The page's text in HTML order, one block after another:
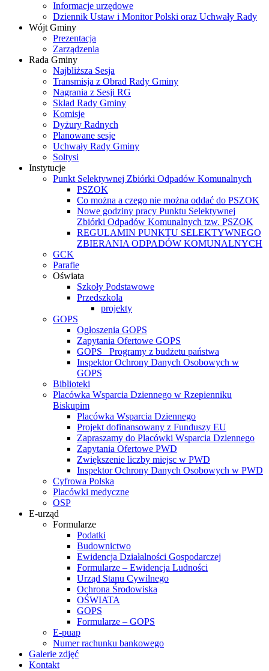
Informacje urzędowe
Dziennik Ustaw i Monitor Polski oraz Uchwały Rady
Wójt Gminy
Prezentacja
Zarządzenia
Rada Gminy
Najbliższa Sesja
Transmisja z Obrad Rady Gminy
Nagrania z Sesji RG
Skład Rady Gminy
Komisje
Dyżury Radnych
Planowane sesje
Uchwały Rady Gminy
Sołtysi
Instytucje
Punkt Selektywnej Zbiórki Odpadów Komunalnych
PSZOK
Co można a czego nie można oddać do PSZOK
Nowe godziny pracy Punktu Selektywnej
Zbiórki Odpadów Komunalnych tzw. PSZOK
REGULAMIN PUNKTU SELEKTYWNEGO
ZBIERANIA ODPADÓW KOMUNALNYCH
GCK
Parafie
Oświata
Szkoły Podstawowe
Przedszkola
projekty
GOPS
Ogłoszenia GOPS
Zapytania Ofertowe GOPS
GOPS_ Programy z budżetu państwa
Inspektor Ochrony Danych Osobowych w
GOPS
Biblioteki
Placówka Wsparcia Dziennego w Rzepienniku
Biskupim
Placówka Wsparcia Dziennego
Projekt dofinansowany z Funduszy EU
Zapraszamy do Placówki Wsparcia Dziennego
Zapytania Ofertowe PWD
Zwiększenie liczby miejsc w PWD
Inspektor Ochrony Danych Osobowych w PWD
Cyfrowa Polska
Placówki medyczne
OSP
E-urząd
Formularze
Podatki
Budownictwo
Ewidencja Działalności Gospodarczej
Formularze – Ewidencja Ludności
Urząd Stanu Cywilnego
Ochrona Środowiska
OŚWIATA
GOPS
Formularze – GOPS
E-puap
Numer rachunku bankowego
Galerie zdjęć
Kontakt